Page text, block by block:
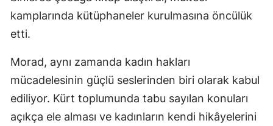
kamplarında kütüphaneler kurulmasına öncülük
etti.
Morad, aynı zamanda kadın hakları
mücadelesinin güçlü seslerinden biri olarak kabul
ediliyor. Kürt toplumunda tabu sayılan konuları
açıkça ele alması ve kadınların kendi hikâyelerini